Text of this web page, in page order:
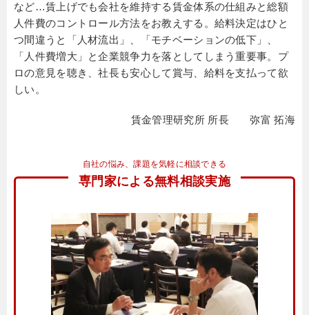
など…賃上げでも会社を維持する賃金体系の仕組みと総額
人件費のコントロール方法をお教えする。給料決定はひと
つ間違うと「人材流出」、「モチベーションの低下」、
「人件費増大」と企業競争力を落としてしまう重要事。プ
ロの意見を聴き、社長も安心して賞与、給料を支払って欲
しい。
賃金管理研究所 所長 弥富 拓海
自社の悩み、課題を気軽に相談できる
専門家による無料相談実施